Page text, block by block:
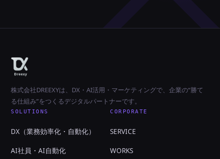
株式会社DREEXYは、DX・AI活用・マーケティングで、企業の“勝て
る仕組み”をつくるデジタルパートナーです。
SOLUTIONS
DX（業務効率化・自動化）
AI社員・AI自動化
CORPORATE
SERVICE
WORKS